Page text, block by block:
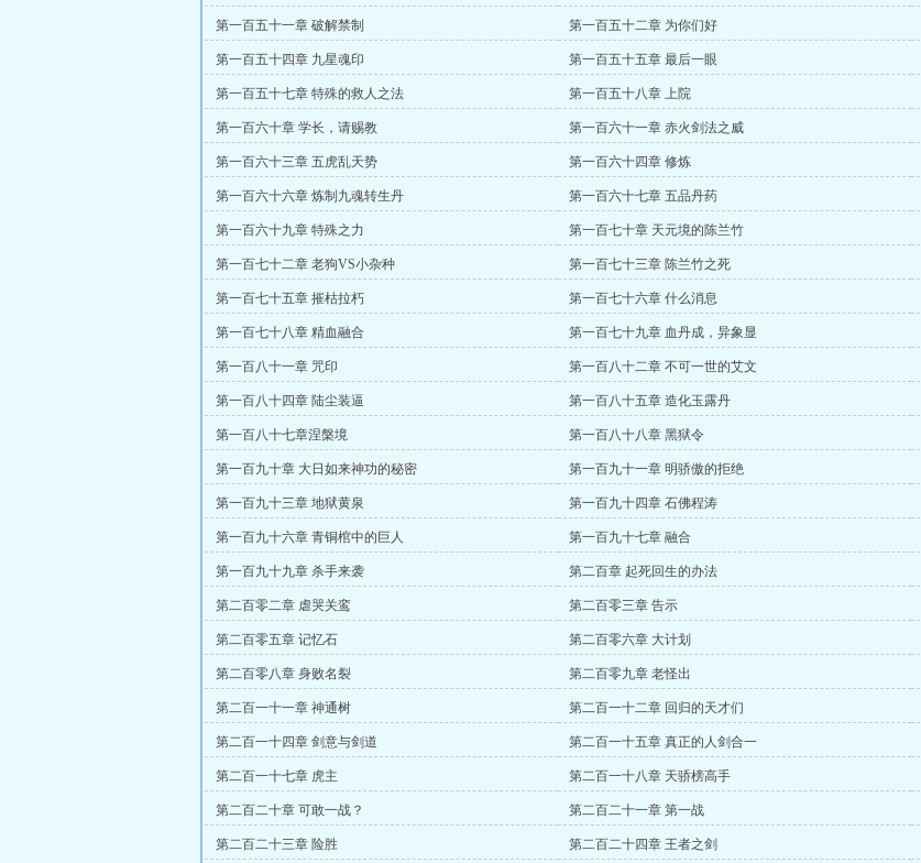
第一百五十一章 破解禁制 第一百五十二章 为你们好
第一百五十四章 九星魂印 第一百五十五章 最后一眼
第一百五十七章 特殊的救人之法 第一百五十八章 上院
第一百六十章 学长，请赐教 第一百六十一章 赤火剑法之威
第一百六十三章 五虎乱天势 第一百六十四章 修炼
第一百六十六章 炼制九魂转生丹 第一百六十七章 五品丹药
第一百六十九章 特殊之力 第一百七十章 天元境的陈兰竹
第一百七十二章 老狗VS小杂种 第一百七十三章 陈兰竹之死
第一百七十五章 摧枯拉朽 第一百七十六章 什么消息
第一百七十八章 精血融合 第一百七十九章 血丹成，异象显
第一百八十一章 咒印 第一百八十二章 不可一世的艾文
第一百八十四章 陆尘装逼 第一百八十五章 造化玉露丹
第一百八十七章涅槃境 第一百八十八章 黑狱令
第一百九十章 大日如来神功的秘密 第一百九十一章 明骄傲的拒绝
第一百九十三章 地狱黄泉 第一百九十四章 石佛程涛
第一百九十六章 青铜棺中的巨人 第一百九十七章 融合
第一百九十九章 杀手来袭 第二百章 起死回生的办法
第二百零二章 虐哭关鸾 第二百零三章 告示
第二百零五章 记忆石 第二百零六章 大计划
第二百零八章 身败名裂 第二百零九章 老怪出
第二百一十一章 神通树 第二百一十二章 回归的天才们
第二百一十四章 剑意与剑道 第二百一十五章 真正的人剑合一
第二百一十七章 虎主 第二百一十八章 天骄榜高手
第二百二十章 可敢一战？ 第二百二十一章 第一战
第二百二十三章 险胜 第二百二十四章 王者之剑